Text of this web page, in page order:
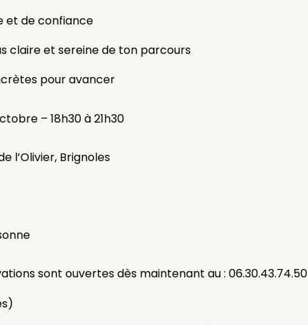
et de confiance
claire et sereine de ton parcours
pour avancer
– 18h30 à 21h30
l’Olivier, Brignoles
sont ouvertes dès maintenant au : 06.30.43.74.50